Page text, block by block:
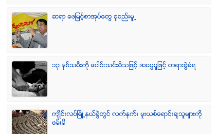
ဆရာ ေဖျမင့္စာအုပ္ေတြ စုစည္းမူ႕
၁၃ ႏွစ္သမီးကို ေပါင္းသင္းမိသျဖင့္ အဓမၼမႈျဖင့္ တရားစြဲခံရ
က်ဳိင္းလပ္ၿမိဳ႕နယ္ခြဲတြင္ လက္နက္၊ မူးယစ္ေရာင္းခ်သူမ်ားကို
ဖမ္းမိ